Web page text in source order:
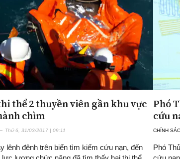
thể 2 thuyền viên gần khu vực
chìm
Thứ 6, 31/03/2017 | 09:11
lênh đênh trên biển tìm kiếm cứu nạn, đến
Phó
cứu
CHÍNH
Phó